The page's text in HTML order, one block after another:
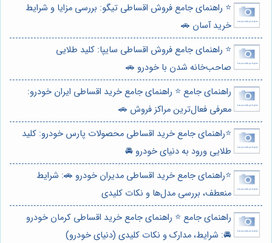
⭐️ راهنمای جامع فروش اقساطی تیگو: بررسی مزایا و شرایط
خرید آسان 🚗
⭐️ راهنمای جامع فروش اقساطی سایپا: کلید طلایی
صاحب‌خانه شدن با خودرو 🚗
راهنمای جامع ⭐️ راهنمای جامع خرید اقساطی ایران خودرو:
معرفی فعال‌ترین مراکز فروش 🚗
⭐️راهنمای جامع خرید اقساطی محصولات پارس خودرو: کلید
طلایی ورود به دنیای خودرو 🚘
⭐️راهنمای جامع خرید اقساطی مدیران خودرو 🚗: شرایط
منعطف، بررسی مدل‌ها و نکات کلیدی
راهنمای جامع ⭐️ راهنمای جامع خرید اقساطی کرمان خودرو
🚘: شرایط، مدارک و نکات کلیدی (دنیای خودرو)